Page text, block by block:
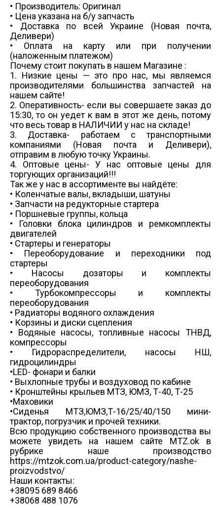
• Производитель: Оригинал
• Цена указана на б/у запчасть
• Доставка по всей Украине (Новая почта,
Деливери)
• Оплата на карту или при получении
(наложенным платежом)
Почему стоит покупать в нашем Магазине :
1. Низкие цены — это про нас, мы являемся
производителями большинства запчастей на
нашем сайте!
2. Оперативность- если вы совершаете заказ до
15:30, то он уедет к вам в этот же день, потому
что весь товар в НАЛИЧИИ у нас на складе!
3. Доставка- работаем с транспортными
компаниями (Новая почта и Деливери),
отправим в любую точку Украины.
4. Оптовые цены- У нас оптовые цены для
торгующих организаций!!!
Так же у нас в ассортименте вы найдёте:
• Коленчатые валы, вкладыши, шатуны
• Запчасти на редукторные стартера
• Поршневые группы, кольца
• Головки блока цилиндров и ремкомплекты
двигателей
• Стартеры и генераторы
• Переоборудование и переходники под
стартеры
• Насосы дозаторы и комплекты
переоборудования
• Турбокомпрессоры и комплекты
переоборудования
• Радиаторы водяного охлаждения
• Корзины и диски сцепления
• Водяные насосы, топливные насосы ТНВД,
компрессоры
• Гидрораспределители, насосы НШ,
гидроцилиндры
•LED- фонари и балки
• Выхлопные трубы и воздуховод по кабине
• Кронштейны крыльев МТЗ, ЮМЗ, Т-40, Т-25
•Маховики
•Сиденья МТЗ,ЮМЗ,Т-16/25/40/150 мини-
трактор, погрузчик и прочей техники.
Всю продукцию собственного производства вы
можете увидеть на нашем сайте MTZ.ok в
рубрике наше производство
https://mtzok.com.ua/product-category/nashe-
proizvodstvo/
Наши контакты:
+38095 689 8466
+38068 488 1076